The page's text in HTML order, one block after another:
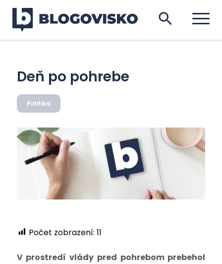
Deň po pohrebe
Politika
Počet zobrazení: 11
V prostredí vlády pred pohrebom prebehol